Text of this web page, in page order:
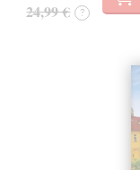
24,99 € ?